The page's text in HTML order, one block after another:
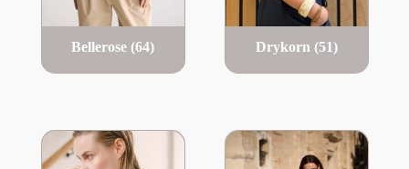
Bellerose (64) Drykorn (51)